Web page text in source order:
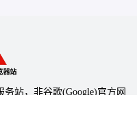
站，非谷歌(Google)官方网